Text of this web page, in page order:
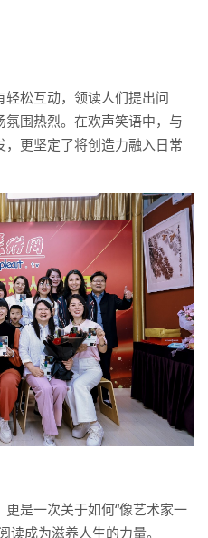
松互动，领读人们提出问
围热烈。在欢声笑语中，与
更坚定了将创造力融入日常
是一次关于如何“像艺术家一
读成为滋养人生的力量。